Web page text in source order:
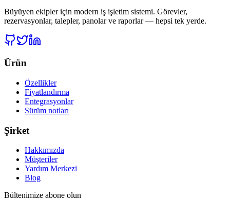
Büyüyen ekipler için modern iş işletim sistemi. Görevler,
rezervasyonlar, talepler, panolar ve raporlar — hepsi tek yerde.
Ürün
Özellikler
Fiyatlandırma
Entegrasyonlar
Sürüm notları
Şirket
Hakkımızda
Müşteriler
Yardım Merkezi
Blog
Bültenimize abone olun